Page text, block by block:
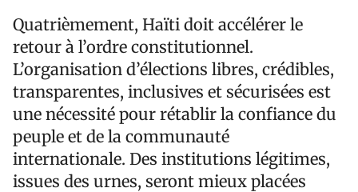
Quatrièmement, Haïti doit accélérer le
retour à l’ordre constitutionnel.
L’organisation d’élections libres, crédibles,
transparentes, inclusives et sécurisées est
une nécessité pour rétablir la confiance du
peuple et de la communauté
internationale. Des institutions légitimes,
issues des urnes, seront mieux placées